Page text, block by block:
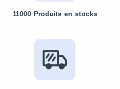
11000 Produits en stocks